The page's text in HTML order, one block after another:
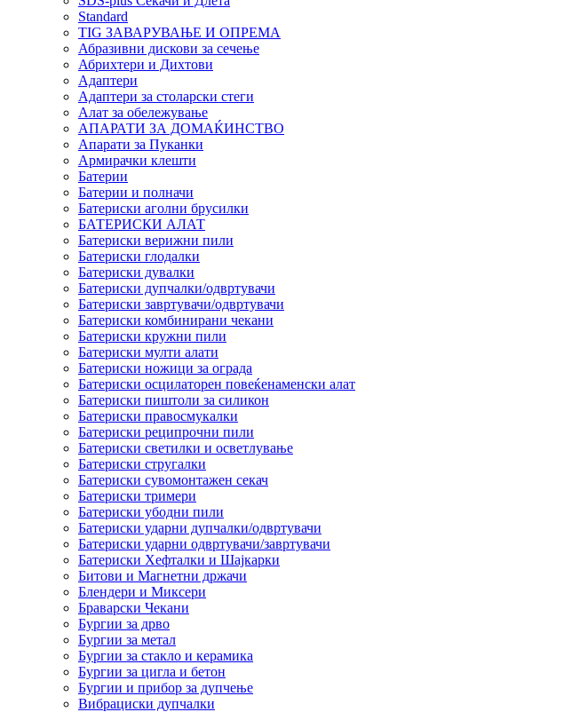
Standard
TIG ЗАВАРУВАЊЕ И ОПРЕМА
Абразивни дискови за сечење
Абрихтери и Дихтови
Адаптери
Адаптери за столарски стеги
Алат за обележување
АПАРАТИ ЗА ДОМАЌИНСТВО
Апарати за Пуканки
Армирачки клешти
Батерии
Батерии и полначи
Батериски аголни брусилки
БАТЕРИСКИ АЛАТ
Батериски верижни пили
Батериски глодалки
Батериски дувалки
Батериски дупчалки/одвртувачи
Батериски завртувачи/одвртувачи
Батериски комбинирани чекани
Батериски кружни пили
Батериски мулти алати
Батериски ножици за ограда
Батериски осцилаторен повеќенаменски алат
Батериски пиштоли за силикон
Батериски правосмукалки
Батериски реципрочни пили
Батериски светилки и осветлување
Батериски стругалки
Батериски сувомонтажен секач
Батериски тримери
Батериски убодни пили
Батериски ударни дупчалки/одвртувачи
Батериски ударни одвртувачи/завртувачи
Батериски Хефталки и Шајкарки
Битови и Магнетни држачи
Блендери и Миксери
Браварски Чекани
Бургии за дрво
Бургии за метал
Бургии за стакло и керамика
Бургии за цигла и бетон
Бургии и прибор за дупчење
Вибрациски дупчалки